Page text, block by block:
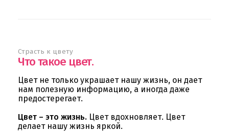
Страсть к цвету
Что такое цвет.
Цвет не только украшает нашу жизнь, он дает
нам полезную информацию, а иногда даже
предостерегает.
Цвет – это жизнь. Цвет вдохновляет. Цвет
делает нашу жизнь яркой.